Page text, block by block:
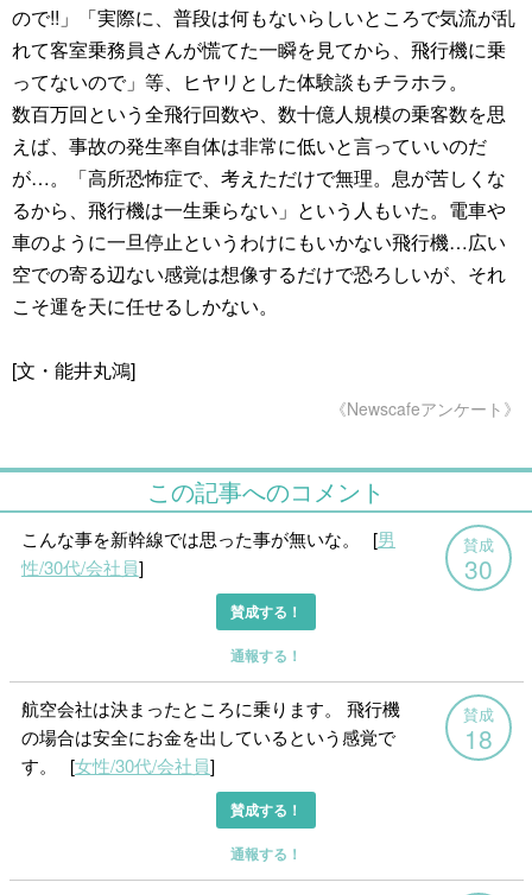
ので!!」「実際に、普段は何もないらしいところで気流が乱
れて客室乗務員さんが慌てた一瞬を見てから、飛行機に乗
ってないので」等、ヒヤリとした体験談もチラホラ。
数百万回という全飛行回数や、数十億人規模の乗客数を思
えば、事故の発生率自体は非常に低いと言っていいのだ
が…。「高所恐怖症で、考えただけで無理。息が苦しくな
るから、飛行機は一生乗らない」という人もいた。電車や
車のように一旦停止というわけにもいかない飛行機…広い
空での寄る辺ない感覚は想像するだけで恐ろしいが、それ
こそ運を天に任せるしかない。
[文・能井丸鴻]
《Newscafeアンケート》